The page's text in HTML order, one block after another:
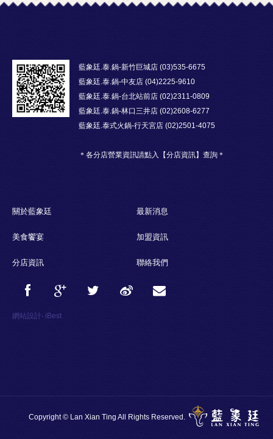
藍象廷.泰.鍋-新竹巨城店 (03)535-6675
藍象廷.泰.鍋-中友店 (04)2225-9610
藍象廷.泰.鍋-台北站前店 (02)2311-0809
藍象廷.泰.鍋-林口三井店 (02)2608-6277
藍象廷.泰式火鍋-行天宮店 (02)2501-4075
＊各分店營業資訊請點入【分店資訊】查詢＊
關於藍象廷 最新消息
美食饗宴 加盟資訊
分店資訊 聯絡我們
網站設計‧ iBest
Copyright © Lan Xian Ting All Rights Reserved.